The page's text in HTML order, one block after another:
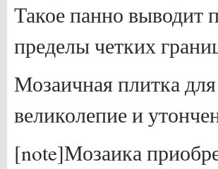
Такое панно выводит
пределы четких
Мозаичная плитка
великолепие и
[note]Мозаика